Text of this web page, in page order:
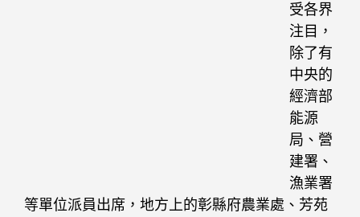
受各界
注目，
除了有
中央的
經濟部
能源
局、營
建署、
漁業署
等單位派員出席，地方上的彰縣府農業處、芳苑